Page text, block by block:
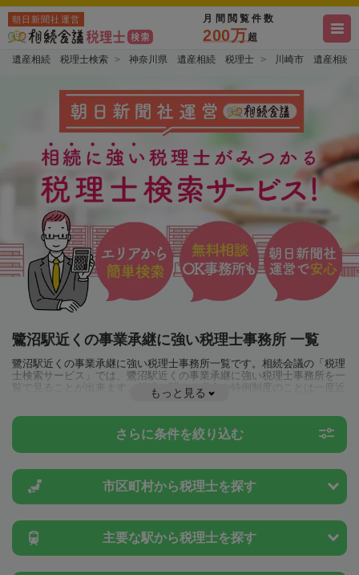
朝日新聞社運営 月間閲覧件数
200万超
遺産相続 税理士検索 神奈川県 遺産相続 税理士 川崎市 遺産相続
鷺沼駅近くの事業承継に強い税理士事務所 一覧
鷺沼駅近くの事業承継に強い税理士事務所一覧です。相続会議の「税理
士検索サービス」では、鷺沼駅近くの事業承継に強い税理士事務所を一
覧で見ることが出来ます。相続に関する税金や特例制度のことは一度近
隣の税理士に相談してみましょう。
もっと見る
さらに条件を絞り込む
市区町村から税理士を探す
主要な駅から税理士を探す